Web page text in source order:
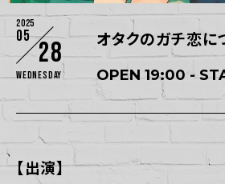
2025
05
28
Wednesday
オタクのガチ恋に
OPEN 19:00 -
【出演】